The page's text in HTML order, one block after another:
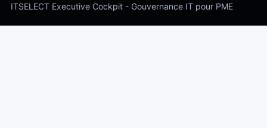
ITSELECT Executive Cockpit - Gouvernance IT pour PME